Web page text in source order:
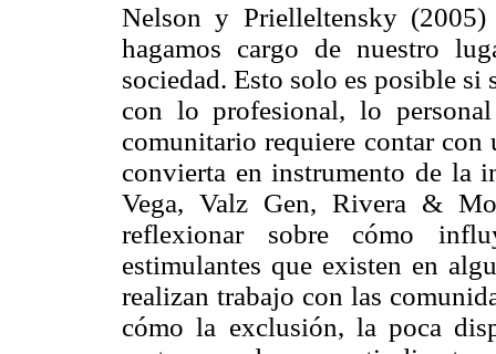
Nelson y Prielleltensky
hagamos cargo de nuestro
sociedad. Esto solo es posible
con lo profesional, lo
comunitario requiere contar con
convierta en instrumento de la
Vega, Valz Gen, Rivera &
reflexionar sobre cómo
estimulantes que existen en
realizan trabajo con las
cómo la exclusión, la poca